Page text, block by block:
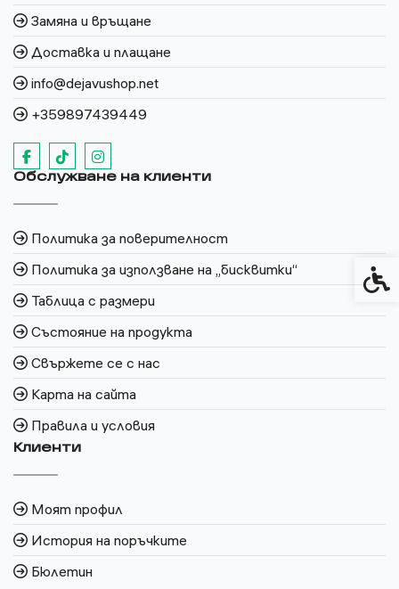
Замяна и връщане
Доставка и плащане
info@dejavushop.net
+359897439449
Обслужване на клиенти
Политика за поверителност
Политика за използване на „бисквитки“
Таблица с размери
Състояние на продукта
Свържете се с нас
Карта на сайта
Правила и условия
Клиенти
Моят профил
История на поръчките
Бюлетин